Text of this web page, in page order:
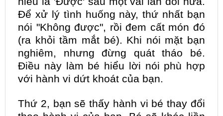
Để xử lý tình huống này, thứ nhất bạn
nói "Không được", rồi đem cất món đó
(ra khỏi tầm mắt bé). Khi nói mặt bạn
nghiêm, nhưng đừng quát tháo bé.
Điều này làm bé hiểu lời nói phù hợp
với hành vi dứt khoát của bạn.
Thứ 2, bạn sẽ thấy hành vi bé thay đổi